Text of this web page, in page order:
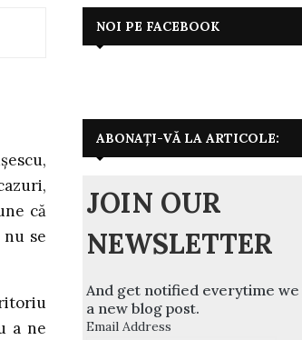
că
se
a ne
NOI PE FACEBOOK
ABONAȚI-VĂ LA ARTICOLE:
JOIN OUR
NEWSLETTER
And get notified everytime we
a new blog post.
Email Address